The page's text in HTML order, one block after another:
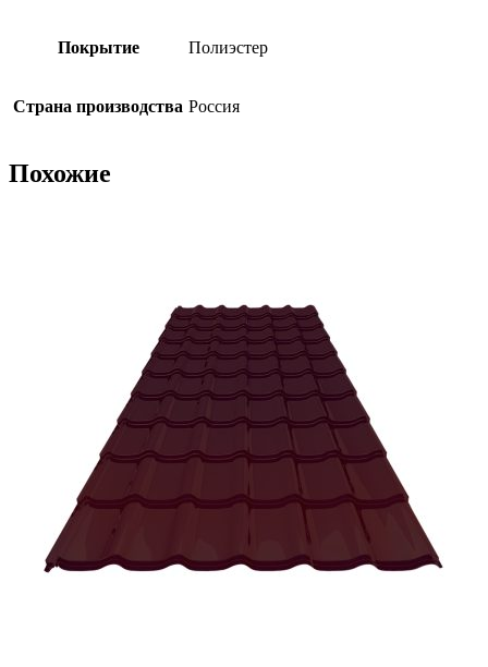
Покрытие Полиэстер
Страна производства Россия
Похожие